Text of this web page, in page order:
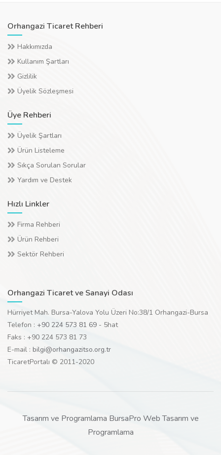
Orhangazi Ticaret Rehberi
Hakkımızda
Kullanım Şartları
Gizlilik
Üyelik Sözleşmesi
Üye Rehberi
Üyelik Şartları
Ürün Listeleme
Sıkça Sorulan Sorular
Yardım ve Destek
Hızlı Linkler
Firma Rehberi
Ürün Rehberi
Sektör Rehberi
Orhangazi Ticaret ve Sanayi Odası
Hürriyet Mah. Bursa-Yalova Yolu Üzeri No:38/1 Orhangazi-Bursa
Telefon : +90 224 573 81 69 - 5hat
Faks : +90 224 573 81 73
E-mail : bilgi@orhangazitso.org.tr
TicaretPortalı © 2011-2020
Tasarım ve Programlama BursaPro Web Tasarım ve
Programlama